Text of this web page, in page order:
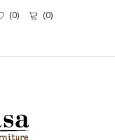
(0) (0)